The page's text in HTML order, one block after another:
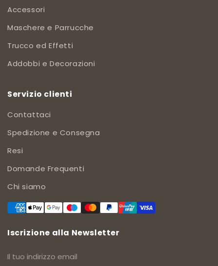
Accessori
Maschere e Parrucche
Trucco ed Effetti
Addobbi e Decorazioni
Servizio clienti
Contattaci
Spedizione e Consegna
Resi
Domande Frequenti
Chi siamo
Iscrizione alla Newsletter